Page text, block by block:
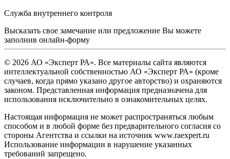
Служба внутреннего контроля
Высказать свое замечание или предложение Вы можете
заполнив онлайн-форму
© 2026 АО «Эксперт РА». Все материалы сайта являются
интеллектуальной собственностью АО «Эксперт РА» (кроме
случаев, когда прямо указано другое авторство) и охраняются
законом. Представленная информация предназначена для
использования исключительно в ознакомительных целях.
Настоящая информация не может распространяться любым
способом и в любой форме без предварительного согласия со
стороны Агентства и ссылки на источник www.raexpert.ru
Использование информации в нарушение указанных
требований запрещено.